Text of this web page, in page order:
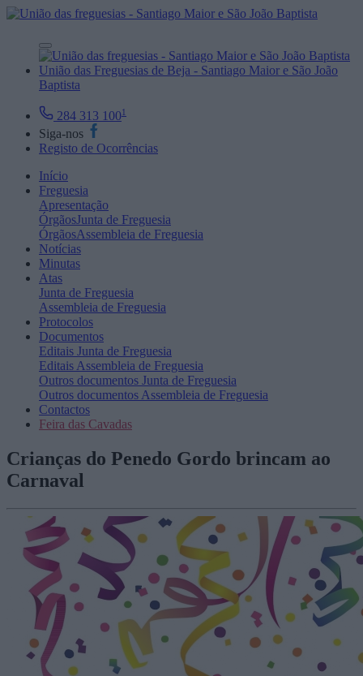
União das Freguesias de Beja - Santiago Maior e São João
Baptista
284 313 1001
Siga-nos
Registo de Ocorrências
Início
Freguesia
Apresentação
ÓrgãosJunta de Freguesia
ÓrgãosAssembleia de Freguesia
Notícias
Minutas
Atas
Junta de Freguesia
Assembleia de Freguesia
Protocolos
Documentos
Editais Junta de Freguesia
Editais Assembleia de Freguesia
Outros documentos Junta de Freguesia
Outros documentos Assembleia de Freguesia
Contactos
Feira das Cavadas
Crianças do Penedo Gordo brincam ao
Carnaval